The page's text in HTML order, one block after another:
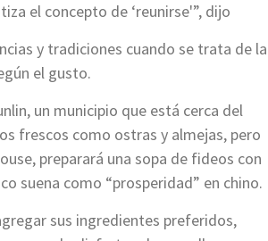
el concepto de ‘reunirse'”, dijo
y tradiciones cuando se trata de la
el gusto.
un municipio que está cerca del
frescos como ostras y almejas, pero
preparará una sopa de fideos con
suena como “prosperidad” en chino.
sus ingredientes preferidos,